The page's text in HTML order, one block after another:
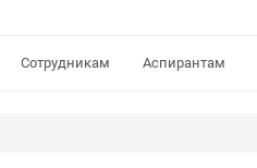
Сотрудникам Аспирантам